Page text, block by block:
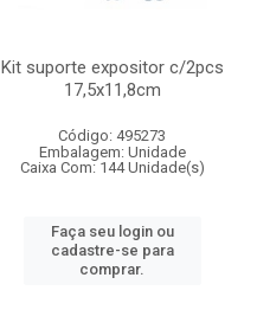
Kit suporte expositor c/2pcs
17,5x11,8cm
Código: 495273
Embalagem: Unidade
Caixa Com: 144 Unidade(s)
Faça seu login ou
cadastre-se para
comprar.